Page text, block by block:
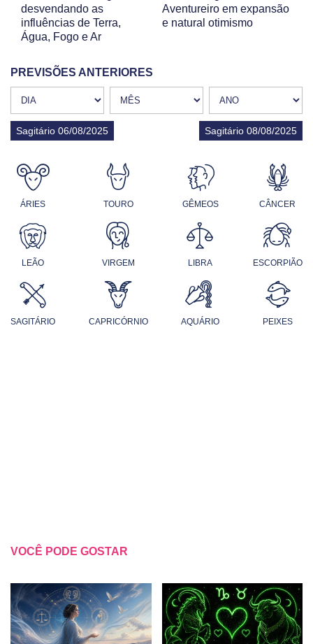
desvendando as
influências de Terra,
Água, Fogo e Ar
Aventureiro em expansão
e natural otimismo
PREVISÕES ANTERIORES
Sagitário 06/08/2025 Sagitário 08/08/2025
ÁRIES TOURO GÊMEOS CÂNCER
LEÃO VIRGEM LIBRA ESCORPIÃO
SAGITÁRIO CAPRICÓRNIO AQUÁRIO PEIXES
VOCÊ PODE GOSTAR